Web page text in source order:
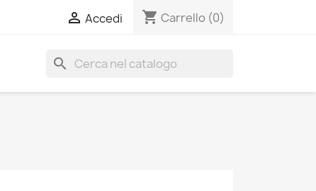
 Accedi shopping_cart Carrello (0)
search